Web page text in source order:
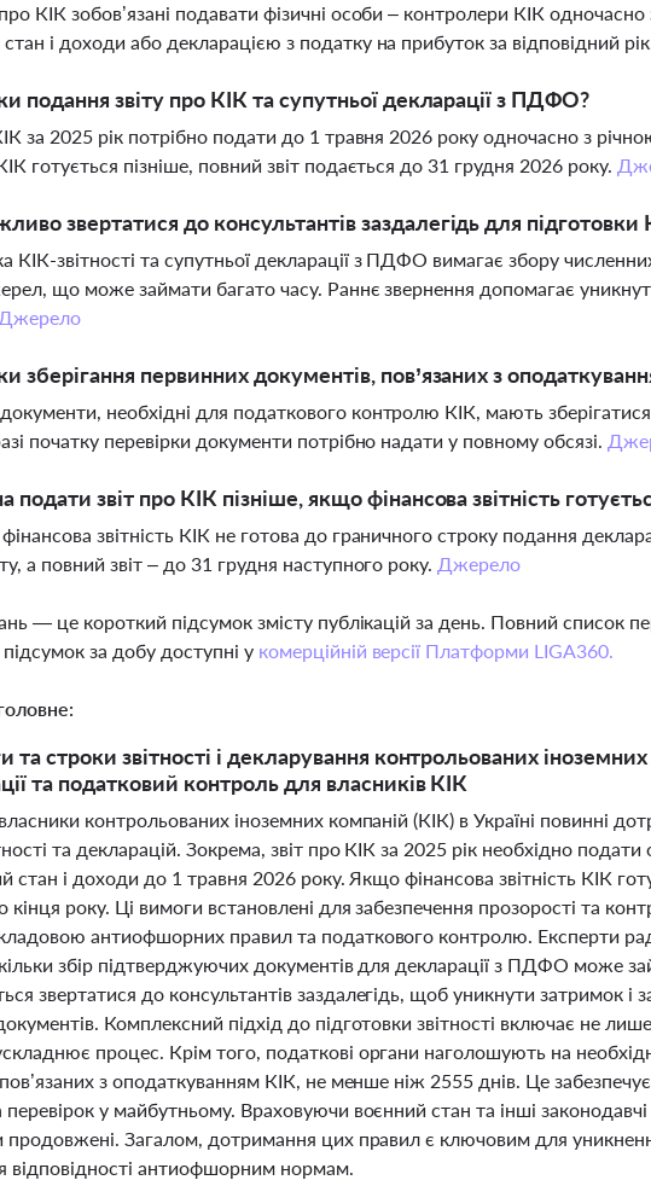
про КІК зобов’язані подавати фізичні особи – контролери КІК
і доходи або декларацією з податку на прибуток за відповідний
подання звіту про КІК та супутньої декларації з ПДФО?
за 2025 рік потрібно подати до 1 травня 2026 року одночасно з
КІК готується пізніше, повний звіт подається до 31 грудня 2026 року.
звертатися до консультантів заздалегідь для підготовки
КІК-звітності та супутньої декларації з ПДФО вимагає збору
що може займати багато часу. Раннє звернення допомагає
Джерело
зберігання первинних документів, пов’язаних з
необхідні для податкового контролю КІК, мають
початку перевірки документи потрібно надати у повному обсязі.
звіт про КІК пізніше, якщо фінансова звітність
звітність КІК не готова до граничного строку подання
а повний звіт – до 31 грудня наступного року. Джерело
— це короткий підсумок змісту публікацій за день. Повний список
за добу доступні у комерційній версії Платформи LIGA360.
та строки звітності і декларування контрольованих
та податковий контроль для власників КІК
контрольованих іноземних компаній (КІК) в Україні повинні
та декларацій. Зокрема, звіт про КІК за 2025 рік необхідно
стан і доходи до 1 травня 2026 року. Якщо фінансова звітність КІК
кінця року. Ці вимоги встановлені для забезпечення прозорості та
антиофшорних правил та податкового контролю. Експерти
збір підтверджуючих документів для декларації з ПДФО може
звертатися до консультантів заздалегідь, щоб уникнути затримок і
Комплексний підхід до підготовки звітності включає не
процес. Крім того, податкові органи наголошують на
з оподаткуванням КІК, не менше ніж 2555 днів. Це
у майбутньому. Враховуючи воєнний стан та інші законодавчі
Загалом, дотримання цих правил є ключовим для
відповідності антиофшорним нормам.